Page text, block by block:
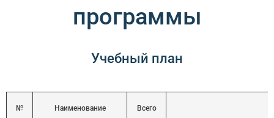
программы
Учебный план
№
Наименование
Всего